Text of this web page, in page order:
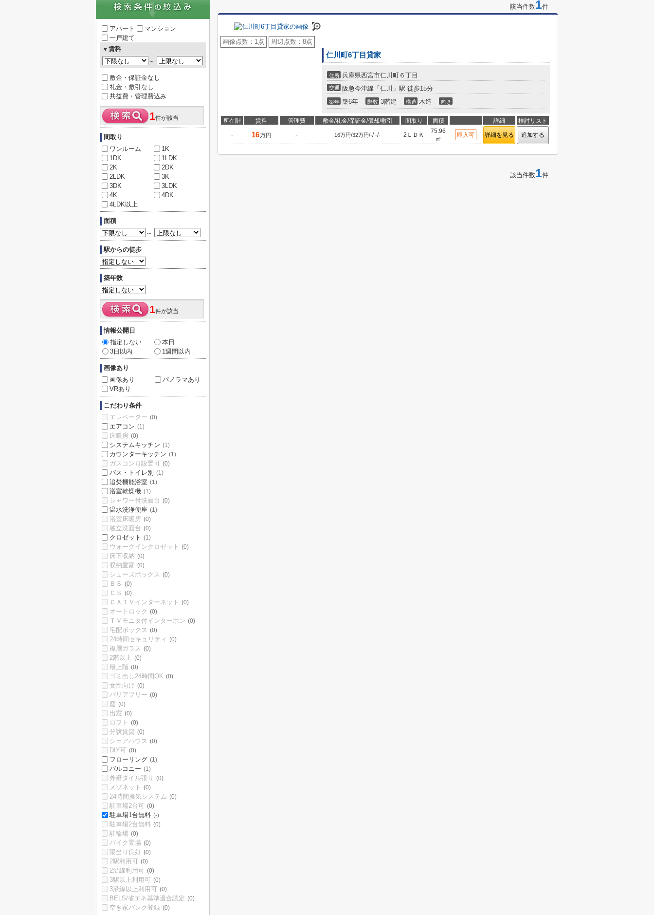
該当件数1件
画像点数： 1点 周辺点数： 8点
仁川町6丁目貸家
住所 兵庫県西宮市仁川町６丁目
交通 阪急今津線「仁川」駅 徒歩15分
築年 築6年 階数 3階建 構造 木造 向き -
所在階 賃料 管理費 敷金/礼金/保証金/償却/敷引 間取り 面積 詳細 検討リスト
- 16万円 - 16万円/32万円/-/-/- 2ＬＤＫ
75.96
㎡
即入可 詳細を見る 追加する
該当件数1件
アパート
マンション
一戸建て
▼賃料
～
敷金・保証金なし
礼金・敷引なし
共益費・管理費込み
1件が該当
間取り
ワンルーム
1K
1DK
1LDK
2K
2DK
2LDK
3K
3DK
3LDK
4K
4DK
4LDK以上
面積
～
駅からの徒歩
築年数
1件が該当
情報公開日
指定しない
本日
3日以内
1週間以内
画像あり
画像あり
パノラマあり
VRあり
こだわり条件
エレベーター (0)
エアコン (1)
床暖房 (0)
システムキッチン (1)
カウンターキッチン (1)
ガスコンロ設置可 (0)
バス・トイレ別 (1)
追焚機能浴室 (1)
浴室乾燥機 (1)
シャワー付洗面台 (0)
温水洗浄便座 (1)
浴室床暖房 (0)
独立洗面台 (0)
クロゼット (1)
ウォークインクロゼット (0)
床下収納 (0)
収納豊富 (0)
シューズボックス (0)
ＢＳ (0)
ＣＳ (0)
ＣＡＴＶインターネット (0)
オートロック (0)
ＴＶモニタ付インターホン (0)
宅配ボックス (0)
24時間セキュリティ (0)
複層ガラス (0)
2階以上 (0)
最上階 (0)
ゴミ出し24時間OK (0)
女性向け (0)
バリアフリー (0)
庭 (0)
出窓 (0)
ロフト (0)
分譲賃貸 (0)
シェアハウス (0)
DIY可 (0)
フローリング (1)
バルコニー (1)
外壁タイル張り (0)
メゾネット (0)
24時間換気システム (0)
駐車場2台可 (0)
駐車場1台無料 (-)
駐車場2台無料 (0)
駐輪場 (0)
バイク置場 (0)
陽当り良好 (0)
2駅利用可 (0)
2沿線利用可 (0)
3駅以上利用可 (0)
3沿線以上利用可 (0)
BELS/省エネ基準適合認定 (0)
空き家バンク登録 (0)